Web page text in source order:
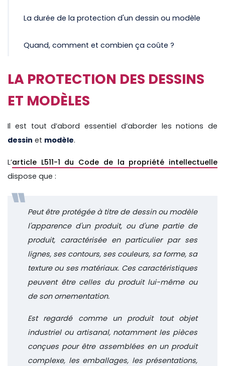
La durée de la protection d'un dessin ou modèle
Quand, comment et combien ça coûte ?
LA PROTECTION DES DESSINS
ET MODÈLES
Il est tout d’abord essentiel d’aborder les notions de
dessin et modèle.
L’article L511-1 du Code de la propriété intellectuelle
dispose que :
Peut être protégée à titre de dessin ou modèle
l'apparence d'un produit, ou d'une partie de
produit, caractérisée en particulier par ses
lignes, ses contours, ses couleurs, sa forme, sa
texture ou ses matériaux. Ces caractéristiques
peuvent être celles du produit lui-même ou
de son ornementation.
Est regardé comme un produit tout objet
industriel ou artisanal, notamment les pièces
conçues pour être assemblées en un produit
complexe, les emballages, les présentations,